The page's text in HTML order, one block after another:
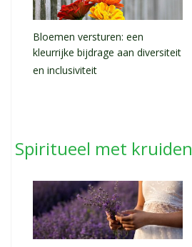
Bloemen versturen: een
kleurrijke bijdrage aan diversiteit
en inclusiviteit
Spiritueel met kruiden